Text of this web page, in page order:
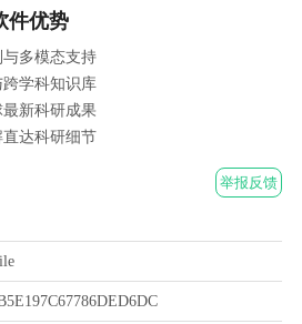
件优势
多模态支持
学科知识库
新科研成果
达科研细节
举报反馈